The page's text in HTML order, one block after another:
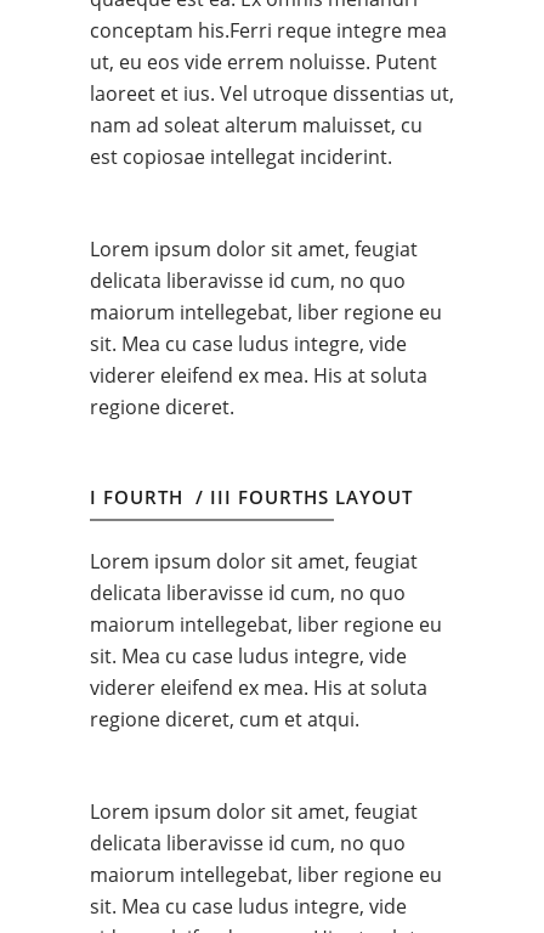
conceptam his.Ferri reque integre mea
ut, eu eos vide errem noluisse. Putent
laoreet et ius. Vel utroque dissentias ut,
nam ad soleat alterum maluisset, cu
est copiosae intellegat inciderint.
Lorem ipsum dolor sit amet, feugiat
delicata liberavisse id cum, no quo
maiorum intellegebat, liber regione eu
sit. Mea cu case ludus integre, vide
viderer eleifend ex mea. His at soluta
regione diceret.
I FOURTH / III FOURTHS LAYOUT
Lorem ipsum dolor sit amet, feugiat
delicata liberavisse id cum, no quo
maiorum intellegebat, liber regione eu
sit. Mea cu case ludus integre, vide
viderer eleifend ex mea. His at soluta
regione diceret, cum et atqui.
Lorem ipsum dolor sit amet, feugiat
delicata liberavisse id cum, no quo
maiorum intellegebat, liber regione eu
sit. Mea cu case ludus integre, vide